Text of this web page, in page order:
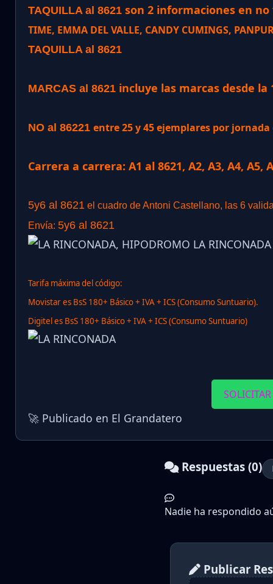
TAQUILLA al 8621 son 2 informaciones en no
TIME, EMMA DEL VALLE, CANDY CUMINGS,
TAQUILLA al 8621
MARCAS al 8621 incluye las marcas desde
NO al 86221 entre 25 y 45 ejemplares por
Carrera a carrera: A1 al 8621, A2, A3, A4,
5y6 al 8621 el cuadro de Antoni Castellano, las 6
Envía: 5y6 al 8621
Tarifa máxima del código:
Movistar es BsS 180+ Básico + IVA + ICS (Consumo Suntuario).
Digitel es BsS 180+ Básico + IVA + ICS (Consumo Suntuario)
🚀 Publicado en El Grandatero
Respuestas (0)
Nadie ha respondido
Publicar